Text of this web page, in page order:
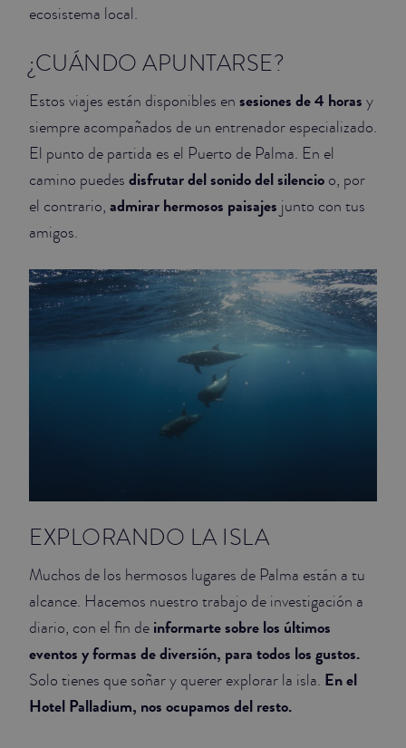
ecosistema local.
¿CUÁNDO APUNTARSE?
Estos viajes están disponibles en sesiones de 4 horas y
siempre acompañados de un entrenador especializado.
El punto de partida es el Puerto de Palma. En el
camino puedes disfrutar del sonido del silencio o, por
el contrario, admirar hermosos paisajes junto con tus
amigos.
EXPLORANDO LA ISLA
Muchos de los hermosos lugares de Palma están a tu
alcance. Hacemos nuestro trabajo de investigación a
diario, con el fin de informarte sobre los últimos
eventos y formas de diversión, para todos los gustos.
Solo tienes que soñar y querer explorar la isla. En el
Hotel Palladium, nos ocupamos del resto.